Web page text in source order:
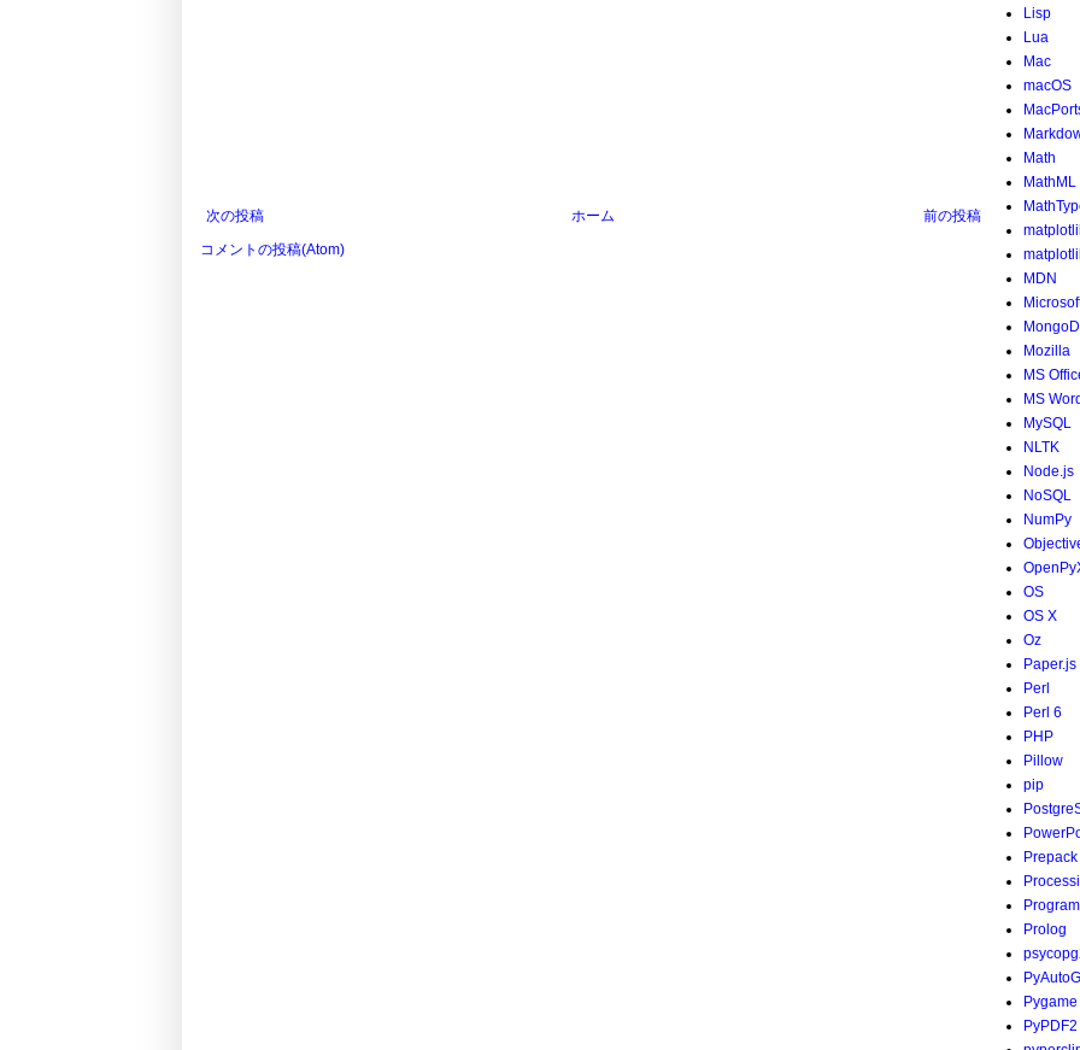
次の投稿 前の投稿
ホーム
コメントの投稿(Atom)
Lisp
Lua
Mac
macOS
Math
MathML
MDN
Mozilla
MS
MS Word
MySQL
NLTK
Node.js
NoSQL
NumPy
OS
OS X
Oz
Paper.js
Perl
Perl 6
PHP
Pillow
pip
Prepack
Prolog
Pygame
PyPDF2